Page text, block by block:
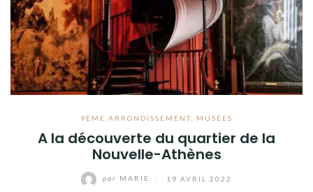
9ÈME ARRONDISSEMENT MUSÉES
A la découverte du quartier de la
Nouvelle-Athènes
par MARIE 19 AVRIL 2022